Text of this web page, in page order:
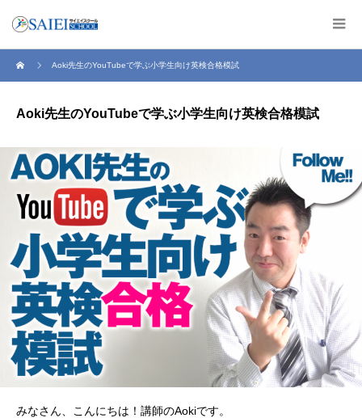
Aoki先生のYouTubeで学ぶ小学生向け英検合格模試
Aoki先生のYouTubeで学ぶ小学生向け英検合格模試
みなさん、こんにちは！講師のAokiです。